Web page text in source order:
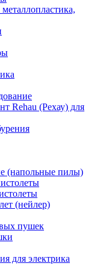
Rehau (Рехау) для
(напольные пилы)
(нейлер)
пушек
для электрика